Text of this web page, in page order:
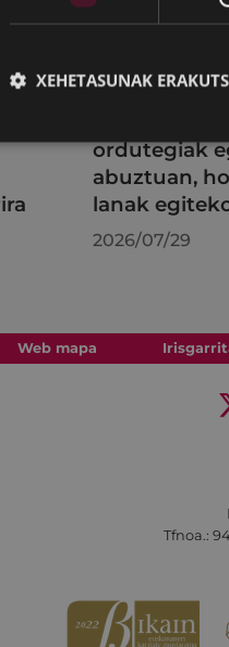
KIROLAK
ordutegiak
abuztuan,
lanak
2026/07/29
Web mapa
Tfnoa.:
XEHETASUNAK